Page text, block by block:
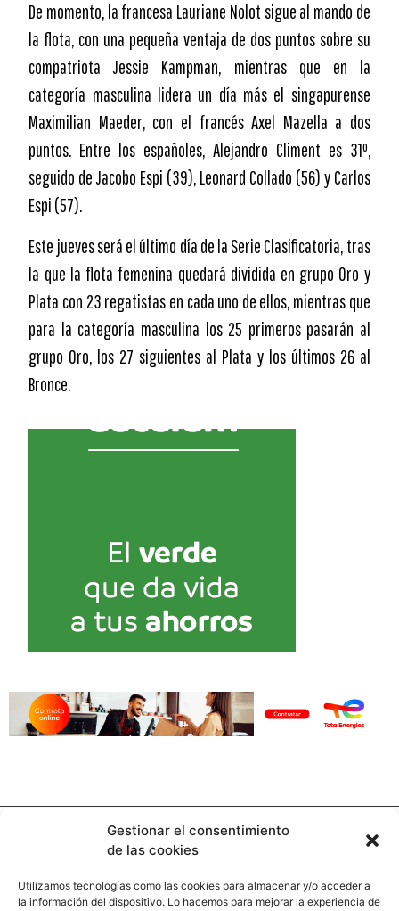
Gestionar el consentimiento
de las cookies
Utilizamos tecnologías como las cookies para almacenar y/o acceder a
la información del dispositivo. Lo hacemos para mejorar la experiencia de
De momento, la francesa Lauriane Nolot sigue al mando de
la flota, con una pequeña ventaja de dos puntos sobre su
compatriota Jessie Kampman, mientras que en la
categoría masculina lidera un día más el singapurense
Maximilian Maeder, con el francés Axel Mazella a dos
puntos. Entre los españoles, Alejandro Climent es 31º,
seguido de Jacobo Espi (39), Leonard Collado (56) y Carlos
Espi (57).
Este jueves será el último día de la Serie Clasificatoria, tras
la que la flota femenina quedará dividida en grupo Oro y
Plata con 23 regatistas en cada uno de ellos, mientras que
para la categoría masculina los 25 primeros pasarán al
grupo Oro, los 27 siguientes al Plata y los últimos 26 al
Bronce.